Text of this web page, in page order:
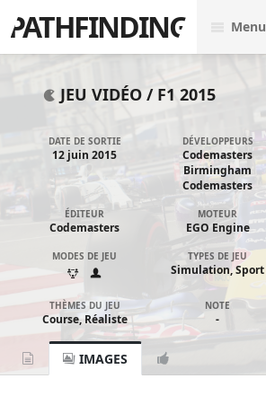
PATHFINDING Menu
JEU VIDÉO / F1 2015
DATE DE SORTIE
12 juin 2015
DÉVELOPPEURS
Codemasters
Birmingham
Codemasters
ÉDITEUR
Codemasters
MOTEUR
EGO Engine
MODES DE JEU TYPES DE JEU
Simulation, Sport
THÈMES DU JEU
Course, Réaliste
NOTE
-
IMAGES